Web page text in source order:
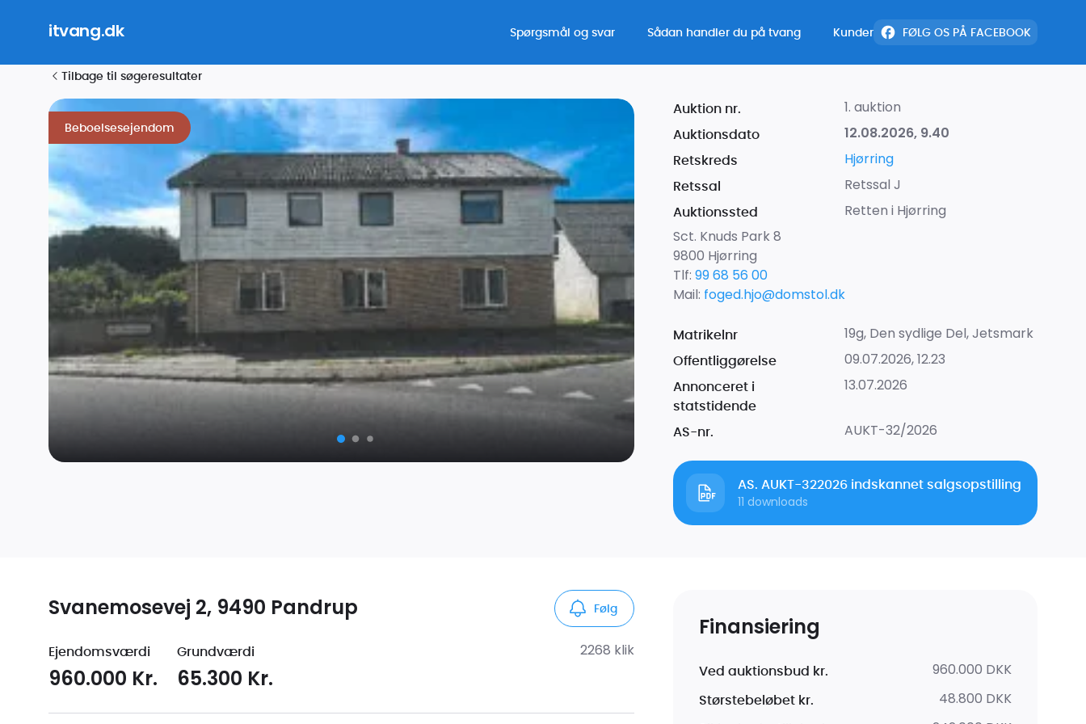
itvang.dk Spørgsmål og svar Sådan handler du på tvang Kunder FØLG OS PÅ FACEBOOK
Tilbage til søgeresultater
Beboelsesejendom
Auktion nr. 1. auktion
Auktionsdato 12.08.2026, 9.40
Retskreds Hjørring
Retssal Retssal J
Auktionssted
Retten i Hjørring
Sct. Knuds Park 8
9800 Hjørring
Tlf:99 68 56 00
Mail: foged.hjo@domstol.dk
Matrikelnr 19g, Den sydlige Del, Jetsmark
Offentliggørelse 09.07.2026, 12.23
Annonceret i
statstidende
13.07.2026
AS-nr. AUKT-32/2026
AS. AUKT-322026 indskannet salgsopstilling
11 downloads
Svanemosevej 2, 9490 Pandrup Følg
Ejendomsværdi
960.000 Kr.
Grundværdi
65.300 Kr.
2268 klik
Finansiering
Ved auktionsbud kr. 960.000 DKK
Størstebeløbet kr. 48.800 DKK